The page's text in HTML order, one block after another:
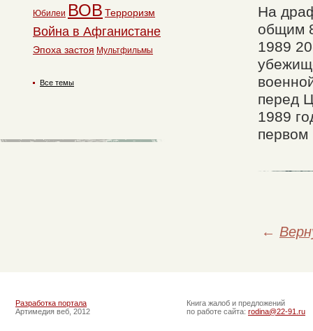
На
общим
1989
перед
1989
первом
←
Юбилеи ВОВ Терроризм
Война в Афганистане
Эпоха застоя Мультфильмы
Все темы
Разработка портала
Артимедия веб, 2012
Книга жалоб и предложений
по работе сайта: rodina@22-91.ru